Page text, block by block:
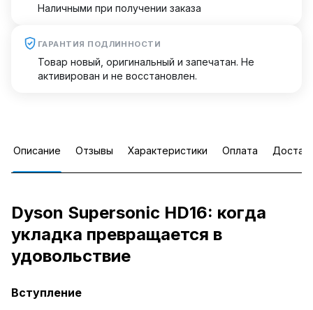
Наличными при получении заказа
ГАРАНТИЯ ПОДЛИННОСТИ
Товар новый, оригинальный и запечатан. Не
активирован и не восстановлен.
Описание Отзывы Характеристики Оплата
Dyson Supersonic HD16: когда
укладка превращается в
удовольствие
Вступление